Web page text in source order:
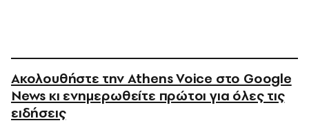
Ακολουθήστε την Athens Voice στο Google
News κι ενημερωθείτε πρώτοι για όλες τις
ειδήσεις